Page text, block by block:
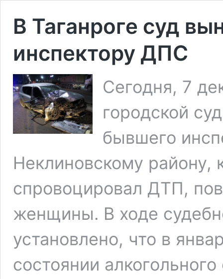
В Таганроге суд
инспектору ДПС
Сегодня, 7
городской
бывшего
Неклиновскому району,
спровоцировал ДТП,
женщины. В ходе
установлено, что в
состоянии